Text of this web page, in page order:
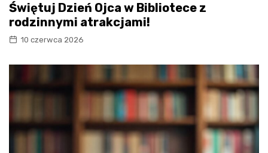
Świętuj Dzień Ojca w Bibliotece z
rodzinnymi atrakcjami!
10 czerwca 2026